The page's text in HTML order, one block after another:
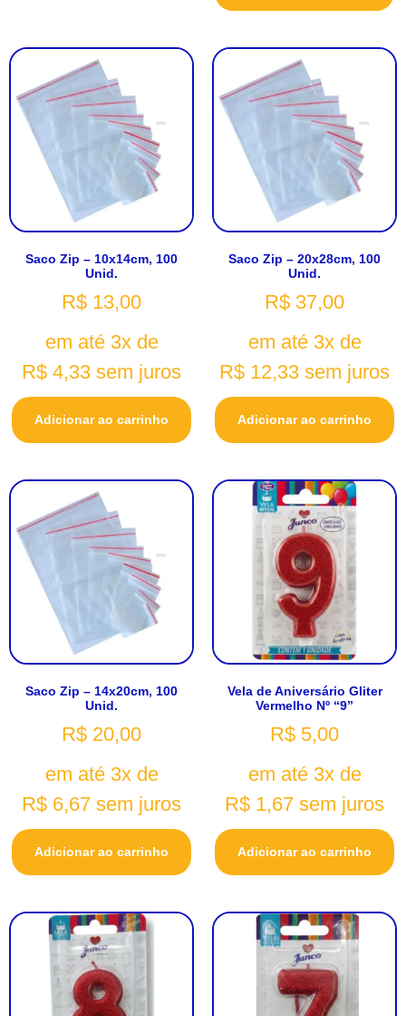
Saco Zip – 10x14cm, 100
Unid.
R$ 13,00
em até 3x de
R$ 4,33 sem juros
Adicionar ao carrinho
Saco Zip – 20x28cm, 100
Unid.
R$ 37,00
em até 3x de
R$ 12,33 sem juros
Adicionar ao carrinho
Saco Zip – 14x20cm, 100
Unid.
R$ 20,00
em até 3x de
R$ 6,67 sem juros
Adicionar ao carrinho
Vela de Aniversário Gliter
Vermelho Nº “9”
R$ 5,00
em até 3x de
R$ 1,67 sem juros
Adicionar ao carrinho